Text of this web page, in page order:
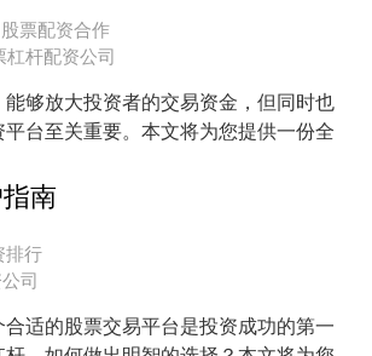
票配资合作
杠杆配资公司
够放大投资者的交易资金，但同时也
台至关重要。本文将为您提供一份全
南
排行
司
适的股票交易平台是投资成功的第一